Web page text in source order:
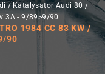
Katalysator Audi 80
3A - 9/89>9/90
1984 CC 83 KW /
90